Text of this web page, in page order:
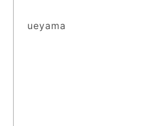
ueyama